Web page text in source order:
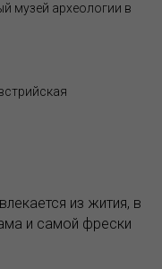
музей археологии в
из жития, в
и самой фрески